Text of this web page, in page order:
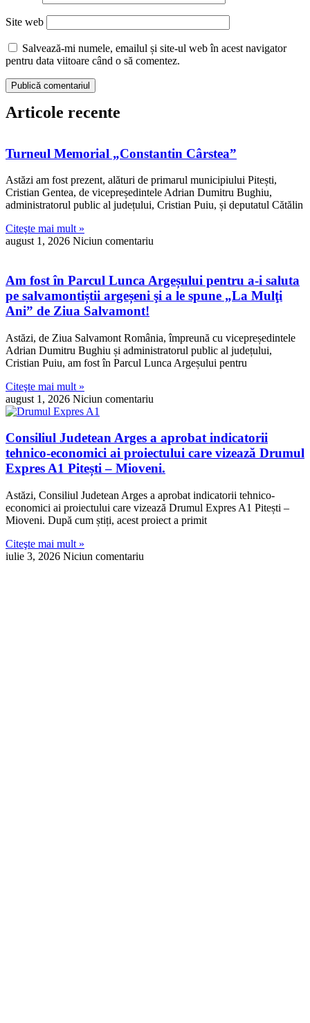
Site web
Salvează-mi numele, emailul și site-ul web în acest navigator
pentru data viitoare când o să comentez.
Articole recente
Turneul Memorial „Constantin Cârstea”
Astăzi am fost prezent, alături de primarul municipiului Pitești,
Cristian Gentea, de vicepreședintele Adrian Dumitru Bughiu,
administratorul public al județului, Cristian Puiu, și deputatul Cătălin
Citeşte mai mult »
august 1, 2026 Niciun comentariu
Am fost în Parcul Lunca Argeșului pentru a-i saluta
pe salvamontiștii argeșeni şi a le spune „La Mulţi
Ani” de Ziua Salvamont!
Astăzi, de Ziua Salvamont România, împreună cu vicepreședintele
Adrian Dumitru Bughiu și administratorul public al județului,
Cristian Puiu, am fost în Parcul Lunca Argeșului pentru
Citeşte mai mult »
august 1, 2026 Niciun comentariu
Consiliul Judetean Arges a aprobat indicatorii
tehnico-economici ai proiectului care vizează Drumul
Expres A1 Pitești – Mioveni.
Astăzi, Consiliul Judetean Arges a aprobat indicatorii tehnico-
economici ai proiectului care vizează Drumul Expres A1 Pitești –
Mioveni. După cum știți, acest proiect a primit
Citeşte mai mult »
iulie 3, 2026 Niciun comentariu